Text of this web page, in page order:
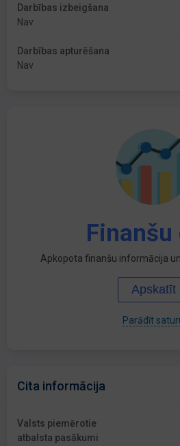
Darbības izbeigšana
Nav
Darbības apturēšana
Nav
Finanšu
Apkopota finanšu informācija
Apskatīt
Parādīt
Cita informācija
Valsts piemērotie
atbalsta pasākumi